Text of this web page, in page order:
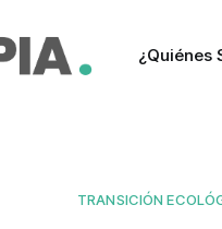
¿Quiénes
TRANSICIÓN